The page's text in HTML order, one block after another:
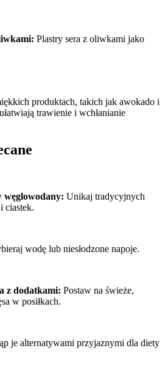
Plastry sera z oliwkami jako
produktach, takich jak awokado i
trawienie i wchłanianie
węglowodany: Unikaj tradycyjnych
ciastek.
wodę lub niesłodzone napoje.
z dodatkami: Postaw na świeże,
w posiłkach.
je alternatywami przyjaznymi dla diety